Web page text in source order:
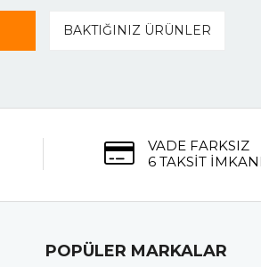
BAKTIĞINIZ ÜRÜNLER
VADE FARKSIZ
6 TAKSİT İMKANI
POPÜLER MARKALAR